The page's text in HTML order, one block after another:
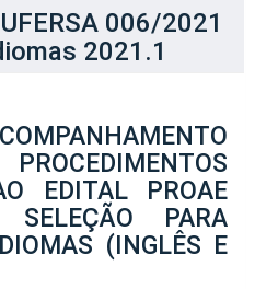
006/2021
2021.1
EDITAL PROAE
PARA
(INGLÊS E